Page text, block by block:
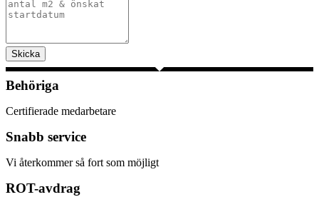
Skicka
Behöriga
Certifierade medarbetare
Snabb service
Vi återkommer så fort som möjligt
ROT-avdrag